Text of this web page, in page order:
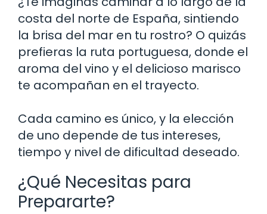
costa del norte de España, sintiendo
la brisa del mar en tu rostro? O quizás
prefieras la ruta portuguesa, donde el
aroma del vino y el delicioso marisco
te acompañan en el trayecto.
Cada camino es único, y la elección
de uno depende de tus intereses,
tiempo y nivel de dificultad deseado.
¿Qué Necesitas para
Prepararte?